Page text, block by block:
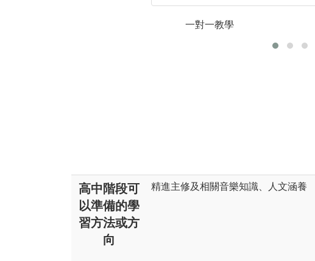
一對一教學
高中階段可
以準備的學
習方法或方
向
精進主修及相關音樂知識、人文涵養